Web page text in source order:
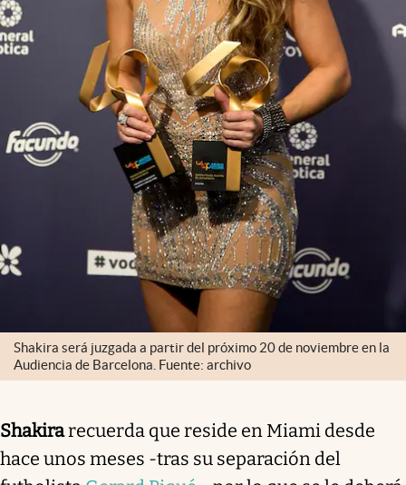
Shakira será juzgada a partir del próximo 20 de noviembre en la
Audiencia de Barcelona. Fuente: archivo
Shakirarecuerda que reside en Miami desde
hace unos meses -tras su separación del